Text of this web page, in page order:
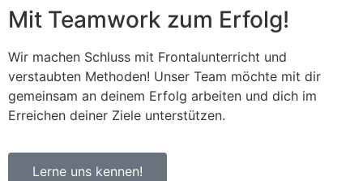
Mit Teamwork zum Erfolg!
Wir machen Schluss mit Frontalunterricht und
verstaubten Methoden! Unser Team möchte mit dir
gemeinsam an deinem Erfolg arbeiten und dich im
Erreichen deiner Ziele unterstützen.
Lerne uns kennen!